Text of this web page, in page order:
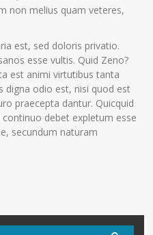
non melius quam veteres,
est, sed doloris privatio.
esse vultis. Quid Zeno?
est animi virtutibus tanta
digna odio est, nisi quod est
praecepta dantur. Quicquid
debet expletum esse
secundum naturam